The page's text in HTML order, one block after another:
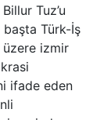
Tuz’u
başta Türk-İş
izmir
ifade eden